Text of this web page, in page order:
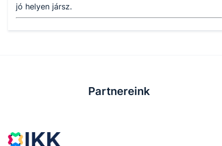
jó helyen jársz.
Partnereink